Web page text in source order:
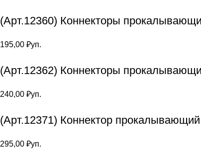
(Арт.12360) Коннекторы
195,00 ₽уп.
(Арт.12362) Коннекторы
240,00 ₽уп.
(Арт.12371) Коннектор
295,00 ₽уп.